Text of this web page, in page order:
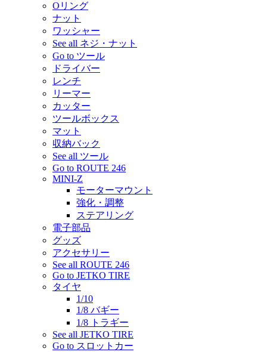
Oリング
ナット
ワッシャー
See all ネジ・ナット
Go to ツール
ドライバー
レンチ
リーマー
カッター
ツールボックス
マット
収納バック
See all ツール
Go to ROUTE 246
MINI-Z
モーターマウント
強化・調整
ステアリング
電子部品
グッズ
アクセサリー
See all ROUTE 246
Go to JETKO TIRE
タイヤ
1/10
1/8 バギー
1/8 トラギー
See all JETKO TIRE
Go to スロットカー